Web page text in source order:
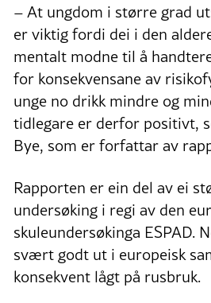
– At ungdom i større grad
er viktig fordi dei i den
mentalt modne til å
for konsekvensane av
unge no drikk mindre og
tidlegare er derfor positivt,
Bye, som er forfattar av
Rapporten er ein del av ei
undersøking i regi av den
skuleundersøkinga ESPAD.
svært godt ut i europeisk
konsekvent lågt på rusbruk.